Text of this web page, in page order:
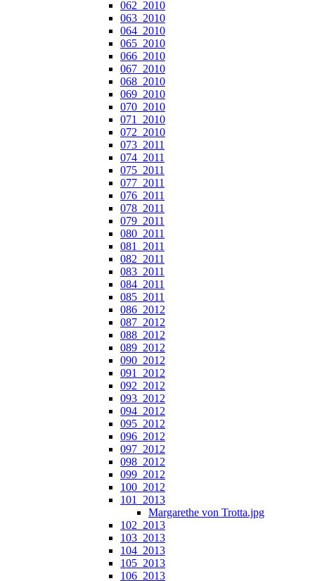
062_2010
063_2010
064_2010
065_2010
066_2010
067_2010
068_2010
069_2010
070_2010
071_2010
072_2010
073_2011
074_2011
075_2011
077_2011
076_2011
078_2011
079_2011
080_2011
081_2011
082_2011
083_2011
084_2011
085_2011
086_2012
087_2012
088_2012
089_2012
090_2012
091_2012
092_2012
093_2012
094_2012
095_2012
096_2012
097_2012
098_2012
099_2012
100_2012
101_2013
Margarethe von Trotta.jpg
102_2013
103_2013
104_2013
105_2013
106_2013